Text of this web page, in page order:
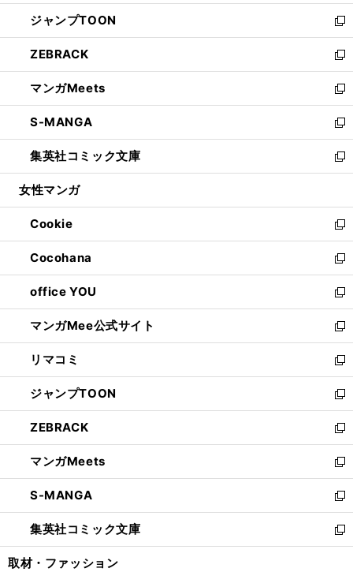
開
く
ウ
で
開
く
ン
ド
ウ
で
開
く
ウ
ィ
ン
ド
ウ
で
開
く
し
い
ウ
ィ
ン
ド
ウ
で
開
く
ジャンプTOON
新
し
い
ウ
ィ
ン
ド
ウ
で
開
ZEBRACK
新
し
い
ウ
ィ
ン
ド
ウ
開
く
マンガMeets
新
し
い
ウ
ィ
ン
ウ
で
開
く
S-MANGA
新
し
い
ウ
ン
ド
ウ
で
開
く
集英社コミック文庫
新
し
ウ
ィ
ン
ド
ウ
で
開
く
女性マンガ
Cookie
新
し
い
ウ
ィ
ン
ド
ウ
で
開
く
Cocohana
新
し
い
ウ
ィ
ン
ド
ウ
で
開
く
office YOU
新
し
い
ウ
ィ
ン
ド
ウ
で
開
く
マンガMee公式サイト
新
し
い
ウ
ィ
ン
ド
ウ
で
開
く
リマコミ
新
し
い
ウ
ィ
ン
ド
ウ
で
開
く
ジャンプTOON
新
し
い
ウ
ィ
ン
ド
ウ
で
開
ZEBRACK
新
し
い
ウ
ィ
ン
ド
ウ
マンガMeets
新
し
い
ウ
ィ
ン
S-MANGA
新
し
い
ウ
集英社コミック文庫
新
し
取材・ファッション